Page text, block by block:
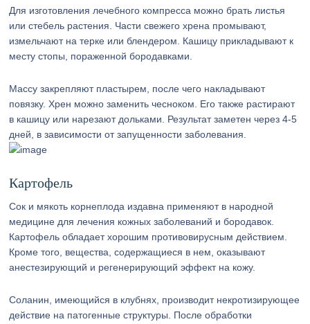
Для изготовления лечебного компресса можно брать листья
или стебель растения. Части свежего хрена промывают,
измельчают на терке или блендером. Кашицу прикладывают к
месту стопы, пораженной бородавками.
Массу закрепляют пластырем, после чего накладывают
повязку. Хрен можно заменить чесноком. Его также растирают
в кашицу или нарезают дольками. Результат заметен через 4-5
дней, в зависимости от запущенности заболевания.
Картофель
Сок и мякоть корнеплода издавна применяют в народной
медицине для лечения кожных заболеваний и бородавок.
Картофель обладает хорошим противовирусным действием.
Кроме того, вещества, содержащиеся в нем, оказывают
анестезирующий и регенерирующий эффект на кожу.
Соланин, имеющийся в клубнях, производит некротизирующее
действие на патогенные структуры. После обработки